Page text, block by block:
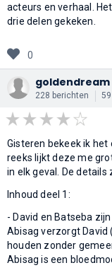
acteurs en verhaal.
drie delen gekeken.
0
goldendream
228 berichten
Gisteren bekeek ik
reeks lijkt deze me
in elk geval. De details
Inhoud deel 1:
- David en Batseba
Abisag verzorgt
houden zonder
Abisag is een